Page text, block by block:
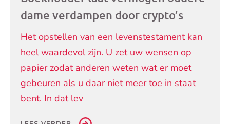
dame verdampen door crypto’s
Het opstellen van een levenstestament kan
heel waardevol zijn. U zet uw wensen op
papier zodat anderen weten wat er moet
gebeuren als u daar niet meer toe in staat
bent. In dat lev